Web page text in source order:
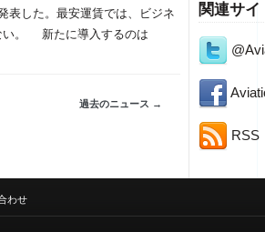
関連サイ
RSS
表した。最安運賃では、ビジネ
い。 新たに導入するのは
過去のニュース →
わせ